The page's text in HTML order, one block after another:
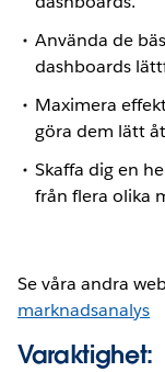
Använda de
dashboards
Maximera
göra dem lätt
Skaffa dig en
från flera olika
Se våra andra
marknadsanalys
Varaktighet: